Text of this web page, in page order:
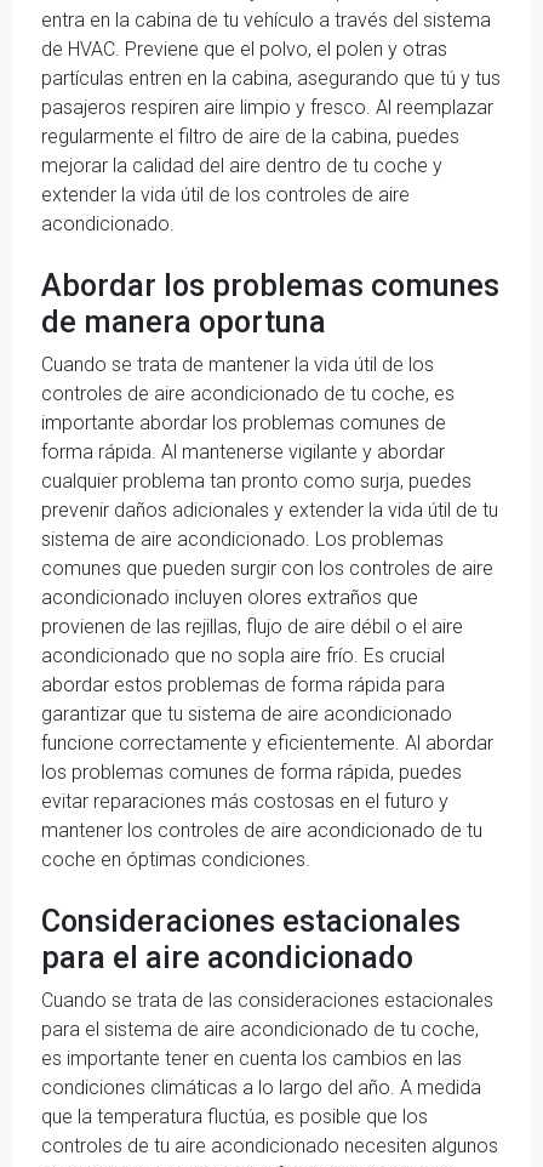
entra en la cabina de tu vehículo a través del sistema
de HVAC. Previene que el polvo, el polen y otras
partículas entren en la cabina, asegurando que tú y tus
pasajeros respiren aire limpio y fresco. Al reemplazar
regularmente el filtro de aire de la cabina, puedes
mejorar la calidad del aire dentro de tu coche y
extender la vida útil de los controles de aire
acondicionado.
Abordar los problemas comunes
de manera oportuna
Cuando se trata de mantener la vida útil de los
controles de aire acondicionado de tu coche, es
importante abordar los problemas comunes de
forma rápida. Al mantenerse vigilante y abordar
cualquier problema tan pronto como surja, puedes
prevenir daños adicionales y extender la vida útil de tu
sistema de aire acondicionado. Los problemas
comunes que pueden surgir con los controles de aire
acondicionado incluyen olores extraños que
provienen de las rejillas, flujo de aire débil o el aire
acondicionado que no sopla aire frío. Es crucial
abordar estos problemas de forma rápida para
garantizar que tu sistema de aire acondicionado
funcione correctamente y eficientemente. Al abordar
los problemas comunes de forma rápida, puedes
evitar reparaciones más costosas en el futuro y
mantener los controles de aire acondicionado de tu
coche en óptimas condiciones.
Consideraciones estacionales
para el aire acondicionado
Cuando se trata de las consideraciones estacionales
para el sistema de aire acondicionado de tu coche,
es importante tener en cuenta los cambios en las
condiciones climáticas a lo largo del año. A medida
que la temperatura fluctúa, es posible que los
controles de tu aire acondicionado necesiten algunos